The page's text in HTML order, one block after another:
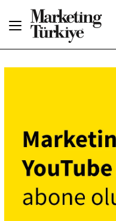
Dergiler
Etkinlikler